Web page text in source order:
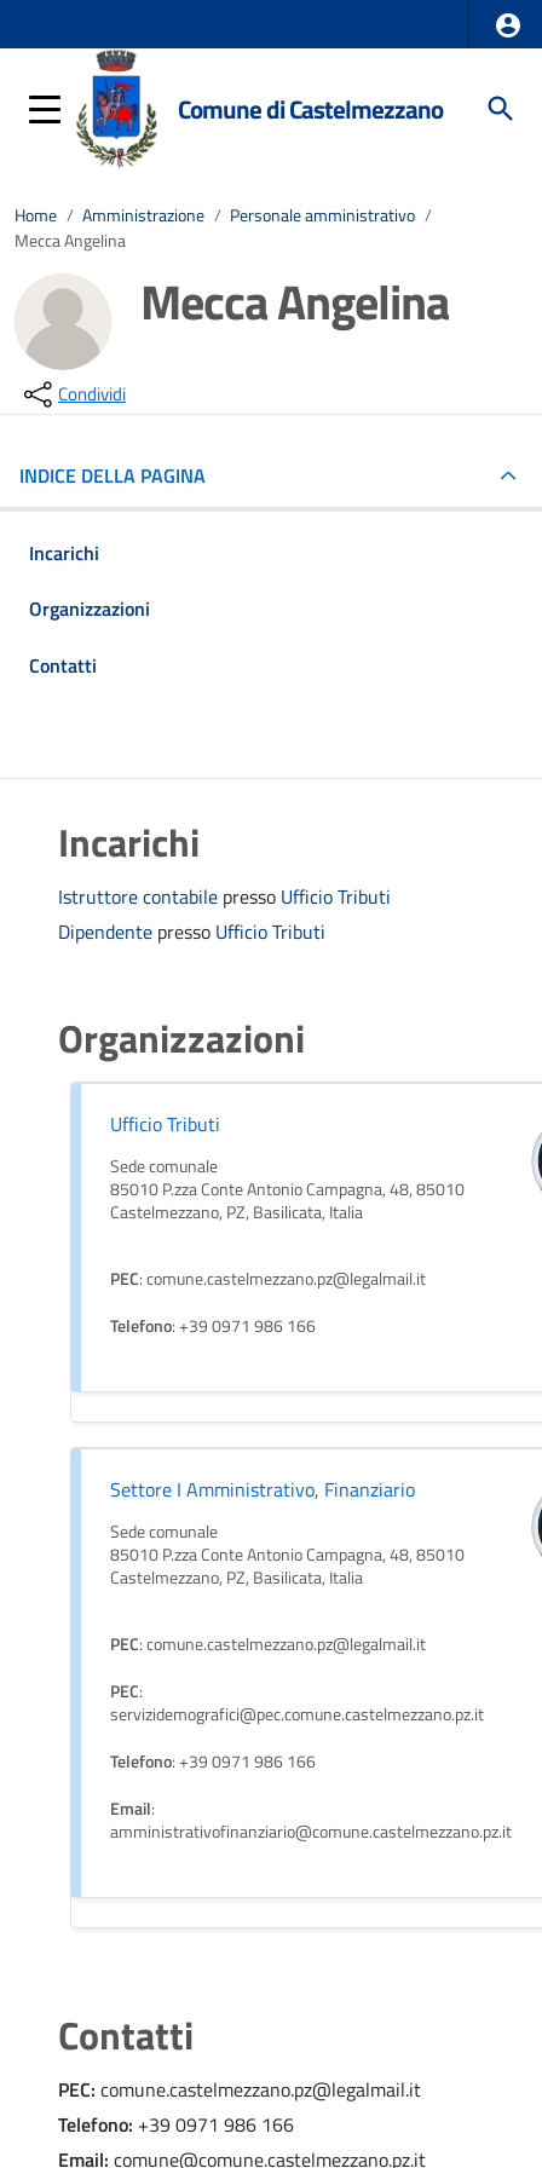
Comune di Castelmezzano
Home / Amministrazione / Personale amministrativo /
Mecca Angelina
Mecca Angelina
Condividi
INDICE DELLA PAGINA
Incarichi
Organizzazioni
Contatti
Incarichi
Istruttore contabile presso Ufficio Tributi
Dipendente presso Ufficio Tributi
Organizzazioni
Ufficio Tributi
Sede comunale
85010 P.zza Conte Antonio Campagna, 48, 85010
Castelmezzano, PZ, Basilicata, Italia
PEC: comune.castelmezzano.pz@legalmail.it
Telefono: +39 0971 986 166
Settore I Amministrativo, Finanziario
Sede comunale
85010 P.zza Conte Antonio Campagna, 48, 85010
Castelmezzano, PZ, Basilicata, Italia
PEC: comune.castelmezzano.pz@legalmail.it
PEC:
servizidemografici@pec.comune.castelmezzano.pz.it
Telefono: +39 0971 986 166
Email:
amministrativofinanziario@comune.castelmezzano.pz.it
Contatti
PEC: comune.castelmezzano.pz@legalmail.it
Telefono: +39 0971 986 166
Email: comune@comune.castelmezzano.pz.it